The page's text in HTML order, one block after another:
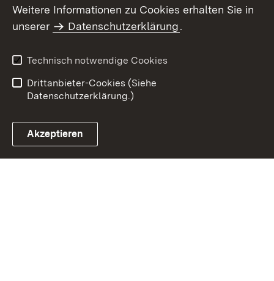
Weitere Informationen zu Cookies erhalten Sie in
unserer
Datenschutzerklärung.
Technisch notwendige Cookies
Drittanbieter-Cookies (Siehe
Datenschutzerklärung.)
Akzeptieren